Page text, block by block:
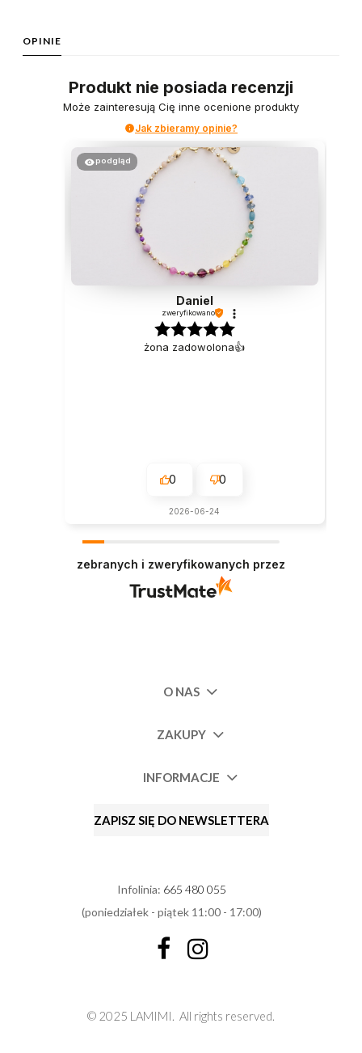
OPINIE
Produkt nie posiada recenzji
Może zainteresują Cię inne ocenione produkty
Jak zbieramy opinie?
podgląd
Daniel
zweryfikowano
żona zadowolona👍️
0 0
2026-06-24
zebranych i zweryfikowanych przez
O NAS
ZAKUPY
INFORMACJE
ZAPISZ SIĘ DO NEWSLETTERA
Infolinia: 665 480 055
(poniedziałek - piątek 11:00 - 17:00)
© 2025 LAMIMI. All rights reserved.